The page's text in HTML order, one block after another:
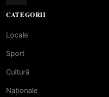
CATEGORII
Locale
Sport
Cultură
Naționale